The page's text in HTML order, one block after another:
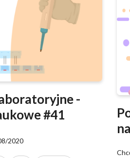
-
#41
2020